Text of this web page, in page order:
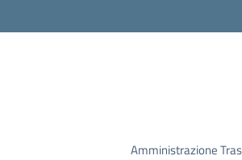
Amministrazione